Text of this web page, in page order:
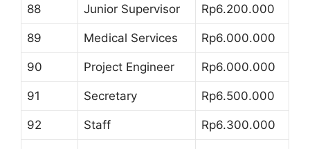
88 Junior Supervisor Rp6.200.000
89 Medical Services Rp6.000.000
90 Project Engineer Rp6.000.000
91 Secretary Rp6.500.000
92 Staff Rp6.300.000